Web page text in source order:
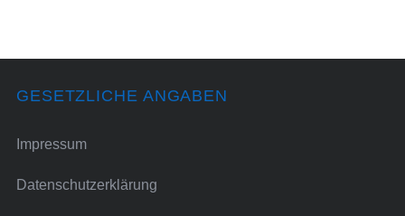
GESETZLICHE ANGABEN
Impressum
Datenschutzerklärung